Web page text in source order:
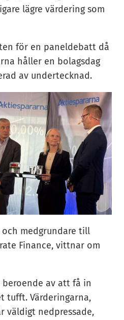
lägre värdering som
för en paneldebatt då
håller en bolagsdag
av undertecknad.
och medgrundare till
Finance, vittnar om
beroende av att få in
tufft. Värderingarna,
väldigt nedpressade,